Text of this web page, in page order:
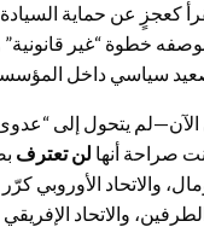
كعجزٍ عن حماية
خطوة “غير
سياسي داخل
يتحول إلى
صراحة أنها لن تعترف
والاتحاد الأوروبي كرّر
والاتحاد